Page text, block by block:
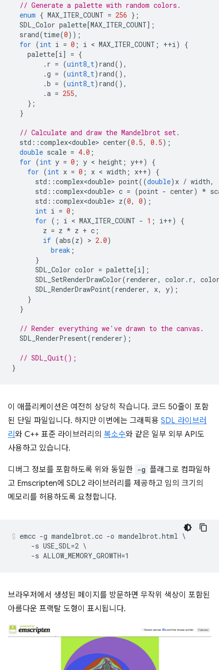
// Generate a palette with random colors.
enum { MAX_ITER_COUNT = 256 };
SDL_Color palette [MAX_ITER_COUNT];
srand(time(0));
for (int i = 0 ; i < MAX_ITER_COUNT ; ++i)
{
palette [i] = {
. r = (uint8_t) rand(),
.g = (uint8_t) rand(),
.b = (uint8_t) rand(),
.a = 255,
};
}
// Calculate and draw the Mandelbrot set.
std ::complex<double> center(0.5, 0.5);
double scale = 4.0 ;
for (int y = 0 ; y < height ; y++)
{
for (int x = 0 ; x < width ; x++)
{
std ::complex<double> point((double) x / width,
std ::complex<double> c = (point - center) *
std ::complex<double> z(0, 0);
int i = 0 ;
for (; i < MAX_ITER_COUNT - 1 ; i++)
{
z = z * z + c ;
if (abs(z) > 2.0)
break ;
}
SDL_Color color = palette [i];
SDL_SetRenderDrawColor(renderer, color . r,
SDL_RenderDrawPoint(renderer, x, y);
}
}
// Render everything we've drawn to the canvas.
SDL_RenderPresent(renderer);
// SDL_Quit();
}
이 애플리케이션은 여전히 상당히 작습니다. 코드 50줄이 포함
된 단일 파일입니다. 하지만 이번에는 그래픽용 SDL 라이브러
리 와 C++ 표준 라이브러리의 복소수와 같은 일부 외부 API도
사용하고 있습니다.
디버그 정보를 포함하도록 위와 동일한 -g 플래그로 컴파일하
고 Emscripten에 SDL2 라이브러리를 제공하고 임의 크기의
메모리를 허용하도록 요청합니다.
emcc -g mandelbrot.cc -o mandelbrot.html \
     -s USE_SDL=2 \
브라우저에서 생성된 페이지를 방문하면 무작위 색상이 포함된
아름다운 프랙탈 도형이 표시됩니다.